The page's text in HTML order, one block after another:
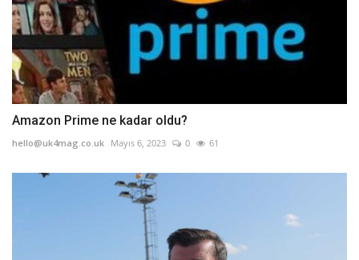
Amazon Prime ne kadar oldu?
hello@uk4mag.co.uk Mayıs 6, 2023 0 61